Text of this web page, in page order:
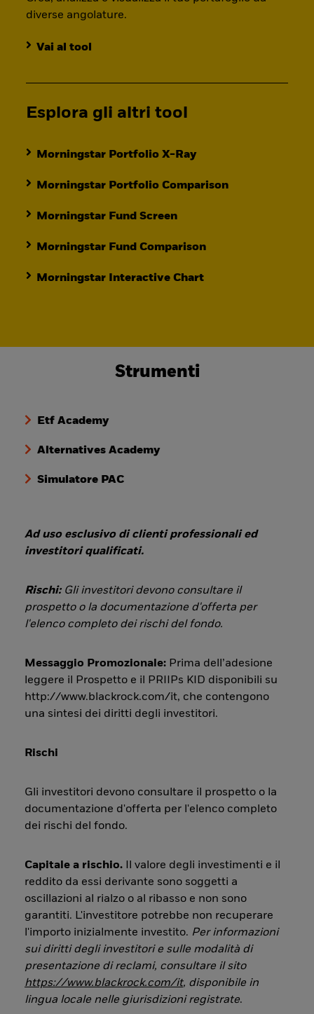
diverse angolature.
Vai al tool
Esplora gli altri tool
Morningstar Portfolio X-Ray
Morningstar Portfolio Comparison
Morningstar Fund Screen
Morningstar Fund Comparison
Morningstar Interactive Chart
Strumenti
Etf Academy
Alternatives Academy
Simulatore PAC
Ad uso esclusivo di clienti professionali ed
investitori qualificati.
Rischi: Gli investitori devono consultare il
prospetto o la documentazione d'offerta per
l'elenco completo dei rischi del fondo.
Messaggio Promozionale: Prima dell’adesione
leggere il Prospetto e il PRIIPs KID disponibili su
http://www.blackrock.com/it, che contengono
una sintesi dei diritti degli investitori.
Rischi
Gli investitori devono consultare il prospetto o la
documentazione d'offerta per l'elenco completo
dei rischi del fondo.
Capitale a rischio. Il valore degli investimenti e il
reddito da essi derivante sono soggetti a
oscillazioni al rialzo o al ribasso e non sono
garantiti. L'investitore potrebbe non recuperare
l'importo inizialmente investito. Per informazioni
sui diritti degli investitori e sulle modalità di
presentazione di reclami, consultare il sito
https://www.blackrock.com/it, disponibile in
lingua locale nelle giurisdizioni registrate.